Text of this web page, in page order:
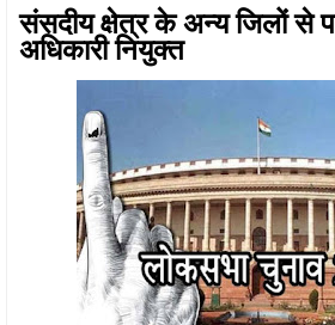
संसदीय क्षेत्र के अन्य जिलों से
अधिकारी नियुक्त